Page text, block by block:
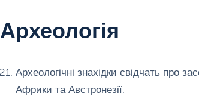
Археологія
Археологічні знахідки свідчать про
Африки та Австронезії.